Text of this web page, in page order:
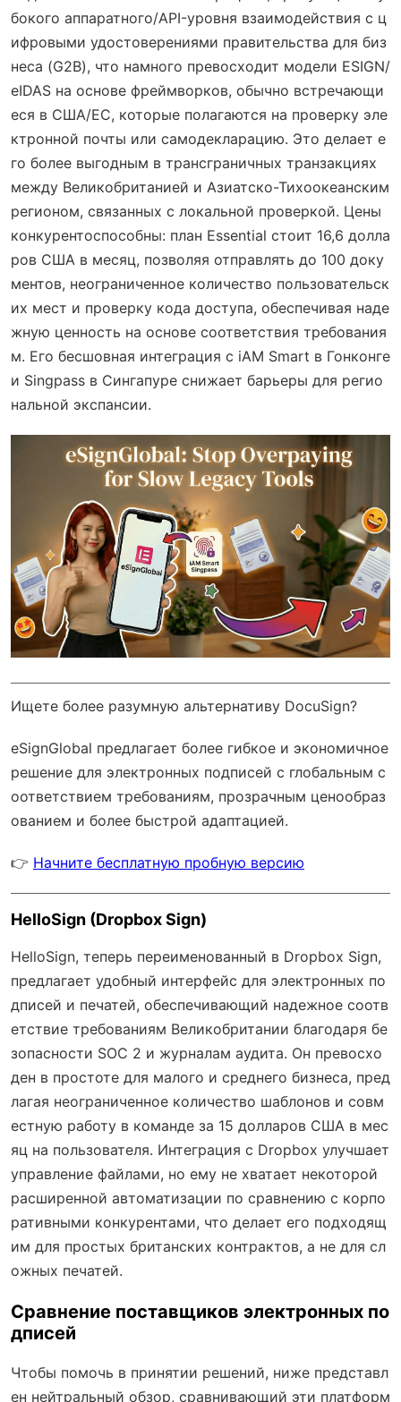
бокого аппаратного/API-уровня взаимодействия с ц
ифровыми удостоверениями правительства для биз
неса (G2B), что намного превосходит модели ESIGN/
eIDAS на основе фреймворков, обычно встречающи
еся в США/ЕС, которые полагаются на проверку эле
ктронной почты или самодекларацию. Это делает е
го более выгодным в трансграничных транзакциях
между Великобританией и Азиатско-Тихоокеанским
регионом, связанных с локальной проверкой. Цены
конкурентоспособны: план Essential стоит 16,6 долла
ров США в месяц, позволяя отправлять до 100 доку
ментов, неограниченное количество пользовательск
их мест и проверку кода доступа, обеспечивая наде
жную ценность на основе соответствия требования
м. Его бесшовная интеграция с iAM Smart в Гонконге
и Singpass в Сингапуре снижает барьеры для регио
нальной экспансии.
Ищете более разумную альтернативу DocuSign?
eSignGlobal предлагает более гибкое и экономичное
решение для электронных подписей с глобальным с
оответствием требованиям, прозрачным ценообраз
ованием и более быстрой адаптацией.
👉 Начните бесплатную пробную версию
HelloSign (Dropbox Sign)
HelloSign, теперь переименованный в Dropbox Sign,
предлагает удобный интерфейс для электронных по
дписей и печатей, обеспечивающий надежное соотв
етствие требованиям Великобритании благодаря бе
зопасности SOC 2 и журналам аудита. Он превосхо
ден в простоте для малого и среднего бизнеса, пред
лагая неограниченное количество шаблонов и совм
естную работу в команде за 15 долларов США в мес
яц на пользователя. Интеграция с Dropbox улучшает
управление файлами, но ему не хватает некоторой
расширенной автоматизации по сравнению с корпо
ративными конкурентами, что делает его подходящ
им для простых британских контрактов, а не для сл
ожных печатей.
Сравнение поставщиков электронных по
дписей
Чтобы помочь в принятии решений, ниже представл
ен нейтральный обзор, сравнивающий эти платформ